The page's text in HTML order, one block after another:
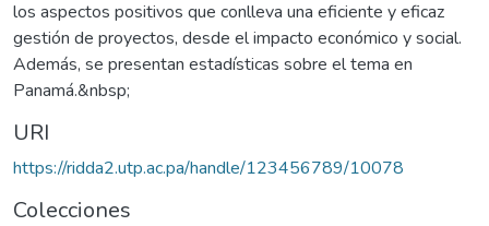
los aspectos positivos que conlleva una eficiente y eficaz
gestión de proyectos, desde el impacto económico y social.
Además, se presentan estadísticas sobre el tema en
Panamá.&nbsp;
URI
https://ridda2.utp.ac.pa/handle/123456789/10078
Colecciones